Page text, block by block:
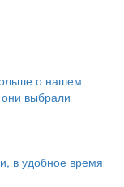
о нашем
выбрали
в удобное время